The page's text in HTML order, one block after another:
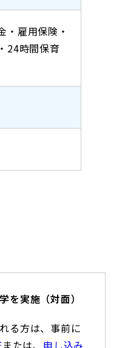
・雇用保険・
24時間保育
を実施（対面）
る方は、事前に
または、 申し込み